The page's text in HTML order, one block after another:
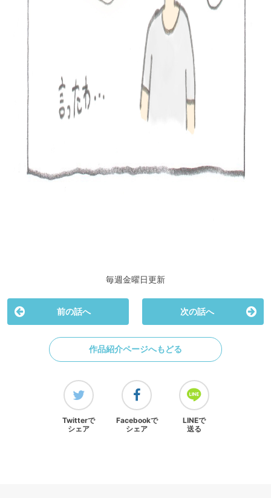
毎週金曜日更新
前の話へ 次の話へ
作品紹介ページへもどる
Twitterで
シェア
Facebookで
シェア
LINEで
送る